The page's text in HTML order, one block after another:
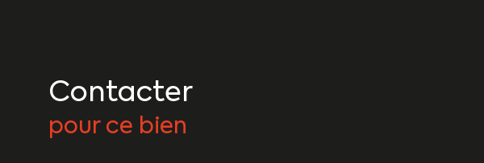
Contacter
pour ce bien